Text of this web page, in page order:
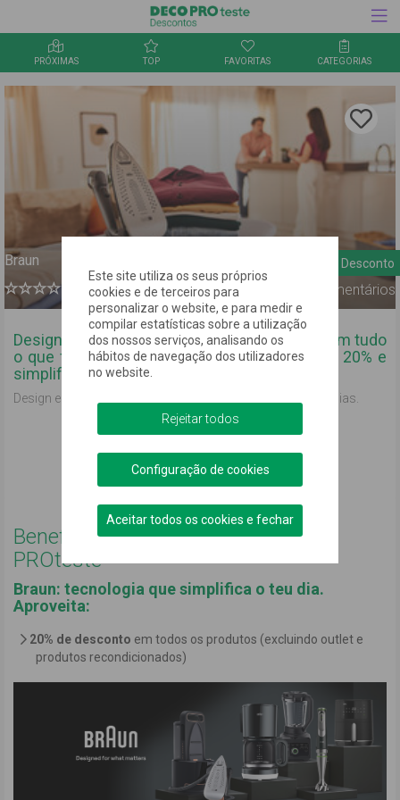
PRÓXIMAS TOP FAVORITAS CATEGORIAS
Inquérito
Clica
para
a oferta
nos
Braun Desconto
Comentários
Design inteligente para resultados perfeitos em tudo
o que fazes. Aproveita o nosso desconto de 20% e
simplifica o teu dia a dia com a Braun!
Design e manufatura da Braun, feita para durar todos os dias.
Ver código
Podemos ajudar?
Benefícios exclusivos para DECO
PROteste
Braun: tecnologia que simplifica o teu dia.
Aproveita:
20% de desconto em todos os produtos (excluindo outlet e
produtos recondicionados)
Este site utiliza os seus próprios
cookies e de terceiros para
personalizar o website, e para medir e
compilar estatísticas sobre a utilização
dos nossos serviços, analisando os
hábitos de navegação dos utilizadores
no website.
Configuração de cookies
Rejeitar todos
Aceitar todos os cookies e fechar